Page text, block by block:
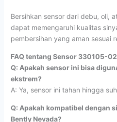
Bersihkan sensor dari debu, oli,
dapat memengaruhi kualitas
pembersihan yang aman sesuai
FAQ tentang Sensor 330105-
Q: Apakah sensor ini bisa
ekstrem?
A: Ya, sensor ini tahan hingga
Q: Apakah kompatibel dengan
Bently Nevada?